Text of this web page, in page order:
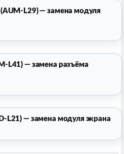
L29) — замена модуля
L41) — замена разъёма
L21) — замена модуля экрана